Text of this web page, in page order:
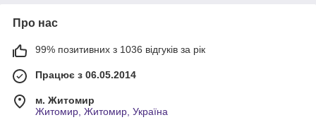
Про нас
99% позитивних з 1036 відгуків за рік
Працює з 06.05.2014
м. Житомир
Житомир, Житомир, Україна